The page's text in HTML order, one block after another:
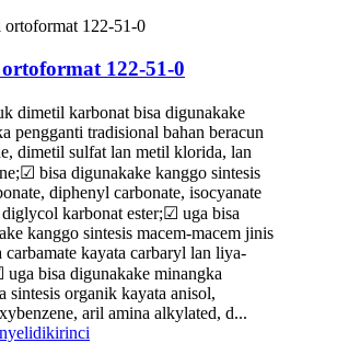
122-51-0
dimetil karbonat bisa digunakake
pengganti tradisional bahan beracun
dimetil sulfat lan metil klorida, lan
bisa digunakake kanggo sintesis
diphenyl carbonate, isocyanate
karbonat ester;☑ uga bisa
kanggo sintesis macem-macem jinis
carbamate kayata carbaryl lan liya-
bisa digunakake minangka
sintesis organik kayata anisol,
aril amina alkylated, d...
rinci